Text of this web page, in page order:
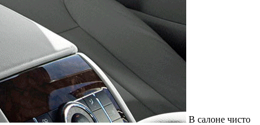
В салоне чисто